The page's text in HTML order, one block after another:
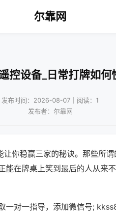
尔靠网
控设备_日常打牌如
发布时间：2026-08-07｜阅读：1
发布者：尔靠网
你稳赢三家的秘诀。那些所
能在牌桌上笑到最后的人从来
一对一指导，添加微信号;